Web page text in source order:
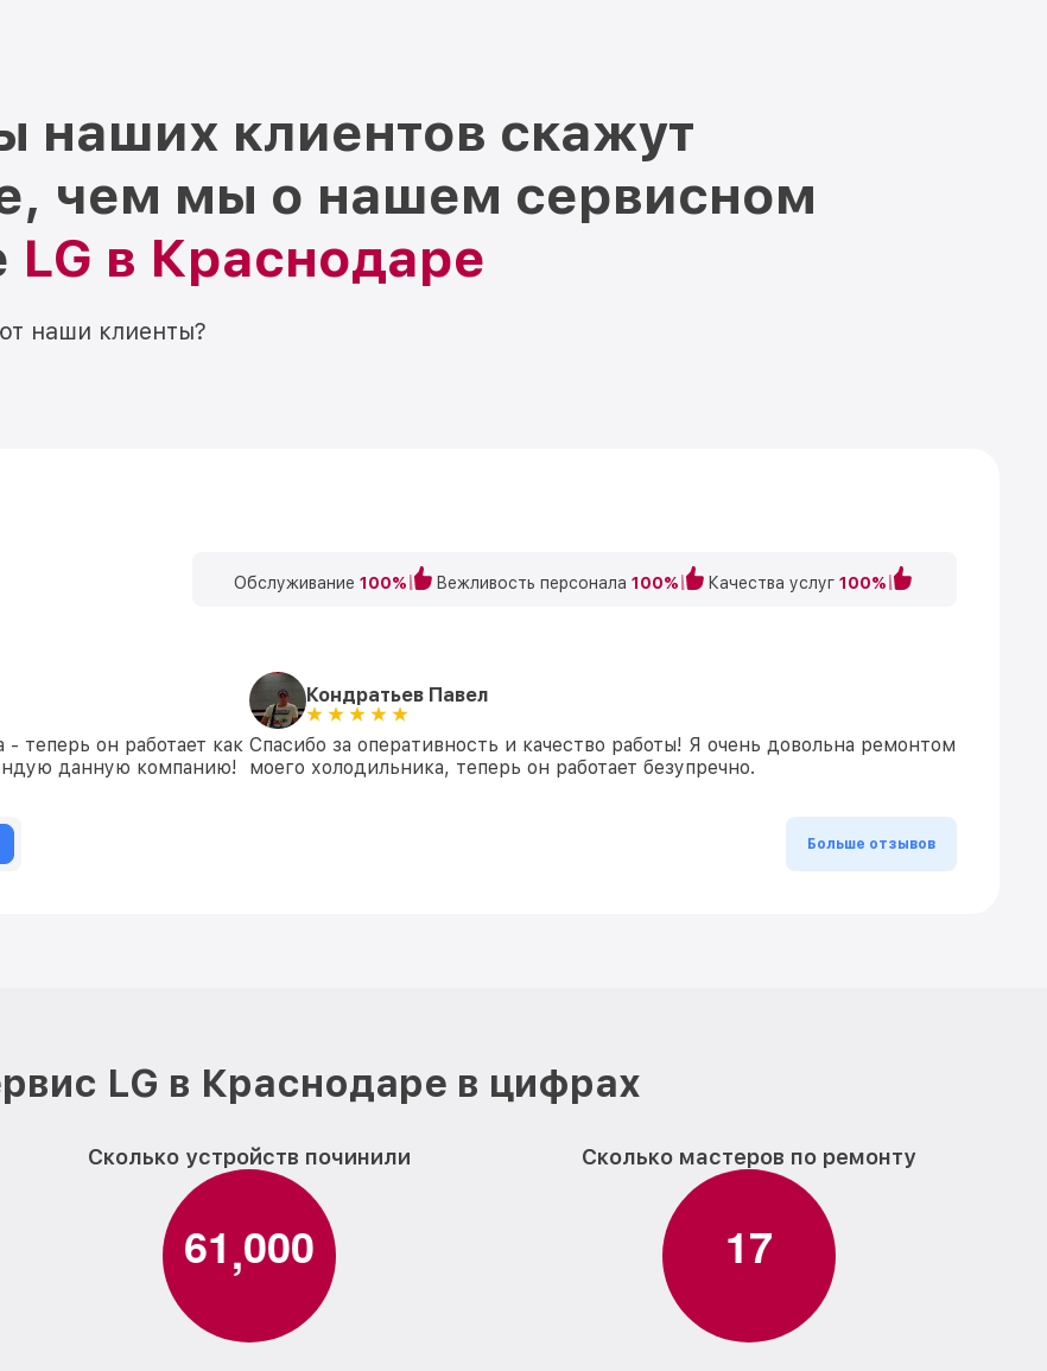
наших клиентов скажут
чем мы о нашем сервисном
LG в Краснодаре
наши клиенты?
Обслуживание 100% Вежливость персонала 100% Качества услуг 100%
теперь он работает как
данную компанию!
Кондратьев Павел
Спасибо за оперативность и качество работы! Я очень довольна ремонтом
моего холодильника, теперь он работает безупречно.
Больше отзывов
LG в Краснодаре в цифрах
Сколько устройств починили
61,000
Сколько мастеров по ремонту
17